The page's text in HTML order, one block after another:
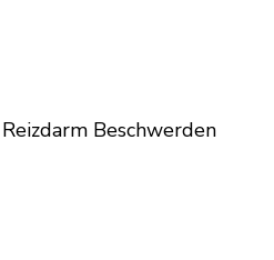
Beschwerden